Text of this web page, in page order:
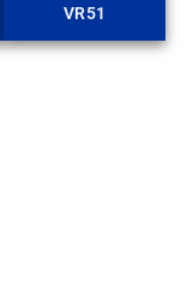
VR51